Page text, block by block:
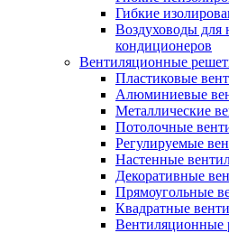
Гибкие
Воздуховоды
кондиционеров
Вентиляционные
Пластиковые
Алюминиевые
Металлические
Потолочные
Регулируемые
Настенные
Декоративные
Прямоугольные
Квадратные
Вентиляционные